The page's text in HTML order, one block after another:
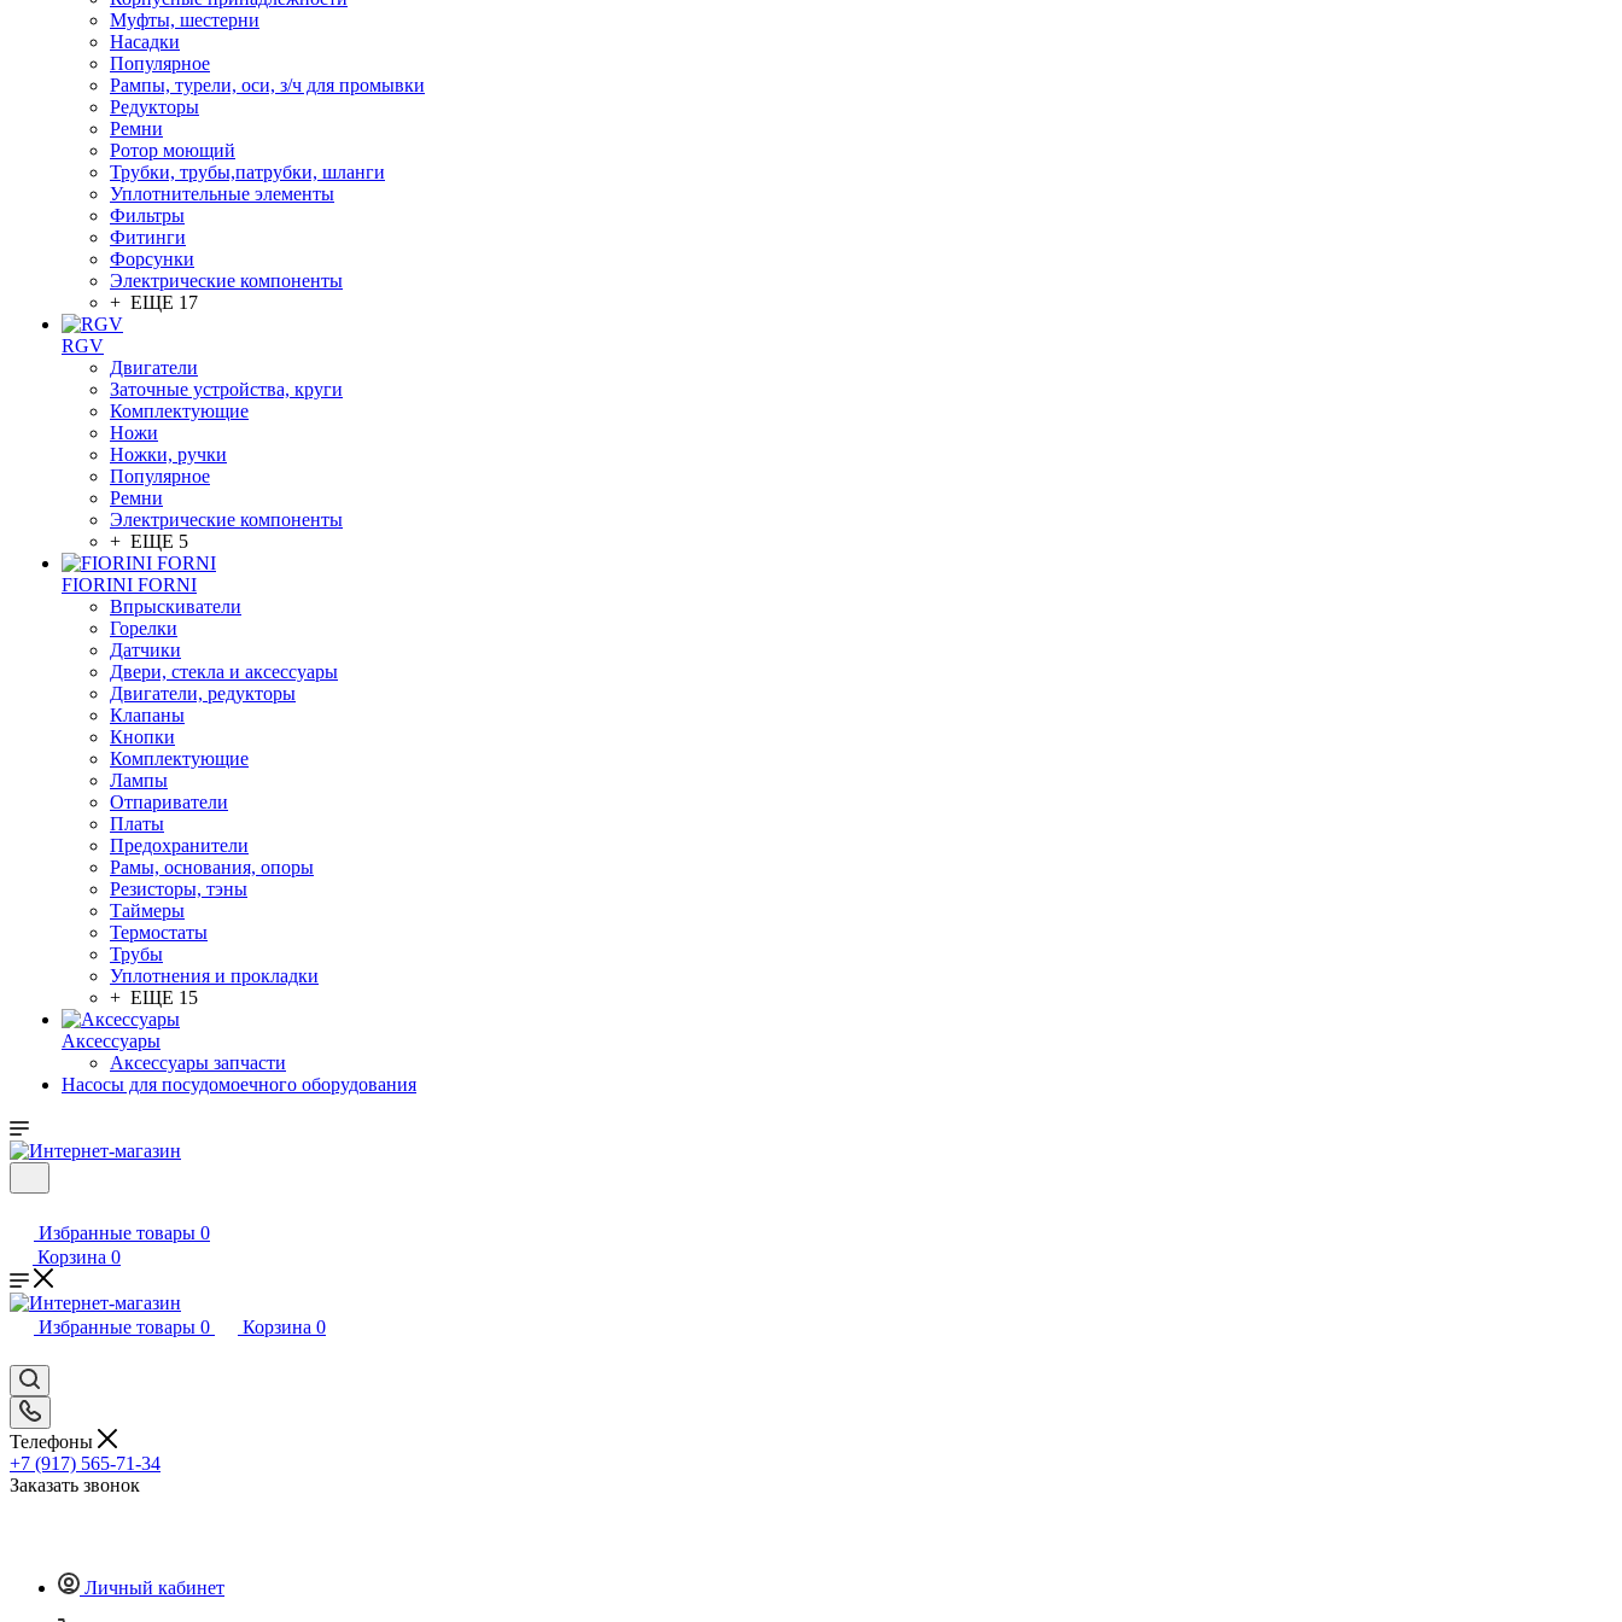
Муфты, шестерни
Насадки
Популярное
Рампы, турели, оси, з/ч для промывки
Редукторы
Ремни
Ротор моющий
Трубки, трубы,патрубки, шланги
Уплотнительные элементы
Фильтры
Фитинги
Форсунки
Электрические компоненты
+ ЕЩЕ 17
RGV
Двигатели
Заточные устройства, круги
Комплектующие
Ножи
Ножки, ручки
Популярное
Ремни
Электрические компоненты
+ ЕЩЕ 5
FIORINI FORNI
Впрыскиватели
Горелки
Датчики
Двери, стекла и аксессуары
Двигатели, редукторы
Клапаны
Кнопки
Комплектующие
Лампы
Отпариватели
Платы
Предохранители
Рамы, основания, опоры
Резисторы, тэны
Таймеры
Термостаты
Трубы
Уплотнения и прокладки
+ ЕЩЕ 15
Аксессуары
Аксессуары запчасти
Насосы для посудомоечного оборудования
Избранные товары 0
Корзина 0
Избранные товары 0 Корзина 0
Телефоны
+7 (917) 565-71-34
Заказать звонок
Личный кабинет